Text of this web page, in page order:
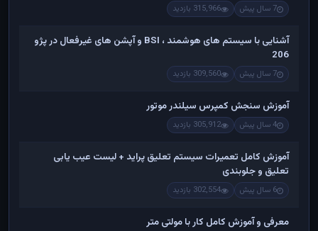
7 سال پیش 315,966 بازدید
آشنایی با سیستم های هوشمند ، BSI و آپشن های غیرفعال در پژو
206
7 سال پیش 309,560 بازدید
آموزش سنجش کمپرس سیلندر موتور
4 سال پیش 305,912 بازدید
آموزش کامل تعمیرات سیستم تعلیق پراید + لیست عیب یابی
تعلیق و جلوبندی
6 سال پیش 302,554 بازدید
معرفی و آموزش کامل کار با مولتی متر